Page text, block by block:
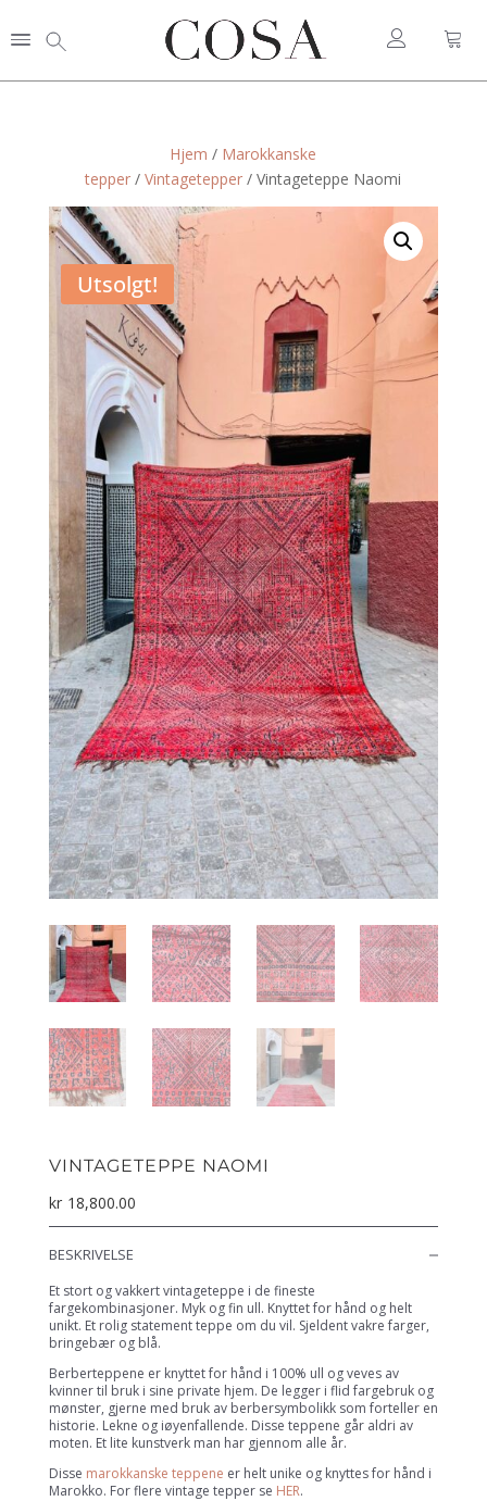
Hjem / Marokkanske
tepper /Vintagetepper / Vintageteppe Naomi
Utsolgt!
VINTAGETEPPE NAOMI
kr 18,800.00
BESKRIVELSE
Et stort og vakkert vintageteppe i de fineste
fargekombinasjoner. Myk og fin ull. Knyttet for hånd og helt
unikt. Et rolig statement teppe om du vil. Sjeldent vakre farger,
bringebær og blå.
Berberteppene er knyttet for hånd i 100% ull og veves av
kvinner til bruk i sine private hjem. De legger i flid fargebruk og
mønster, gjerne med bruk av berbersymbolikk som forteller en
historie. Lekne og iøyenfallende. Disse teppene går aldri av
moten. Et lite kunstverk man har gjennom alle år.
Disse marokkanske teppene er helt unike og knyttes for hånd i
Marokko. For flere vintage tepper se HER.